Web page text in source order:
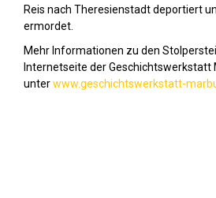
Reis nach Theresienstadt deportiert
ermordet.
Mehr Informationen zu den
Internetseite der Geschichtswerkstatt
unterwww.geschichtswerkstatt-